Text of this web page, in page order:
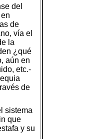
del
de
vía el
la
¿qué
aún en
etc.-
de
sistema
que
y su